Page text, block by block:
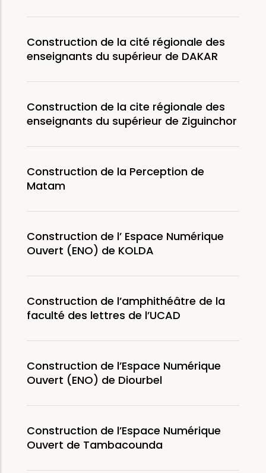
Construction de la cité régionale des
enseignants du supérieur de DAKAR
Construction de la cite régionale des
enseignants du supérieur de Ziguinchor
Construction de la Perception de
Matam
Construction de l’ Espace Numérique
Ouvert (ENO) de KOLDA
Construction de l’amphithéâtre de la
faculté des lettres de l’UCAD
Construction de l’Espace Numérique
Ouvert (ENO) de Diourbel
Construction de l’Espace Numérique
Ouvert de Tambacounda